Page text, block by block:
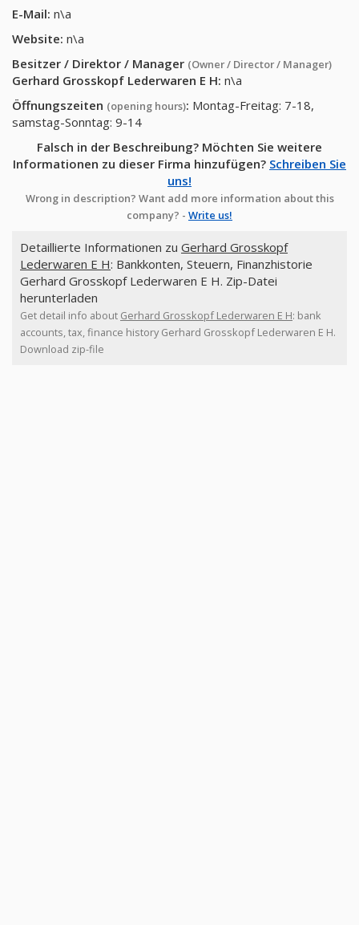
E-Mail: n\a
Website: n\a
Besitzer / Direktor / Manager (Owner / Director / Manager)
Gerhard Grosskopf Lederwaren E H: n\a
Öffnungszeiten (opening hours): Montag-Freitag: 7-18,
samstag-Sonntag: 9-14
Falsch in der Beschreibung? Möchten Sie weitere
Informationen zu dieser Firma hinzufügen? Schreiben Sie
uns!
Wrong in description? Want add more information about this
company? - Write us!
Detaillierte Informationen zu Gerhard Grosskopf
Lederwaren E H: Bankkonten, Steuern, Finanzhistorie
Gerhard Grosskopf Lederwaren E H. Zip-Datei
herunterladen
Get detail info about Gerhard Grosskopf Lederwaren E H: bank
accounts, tax, finance history Gerhard Grosskopf Lederwaren E H.
Download zip-file